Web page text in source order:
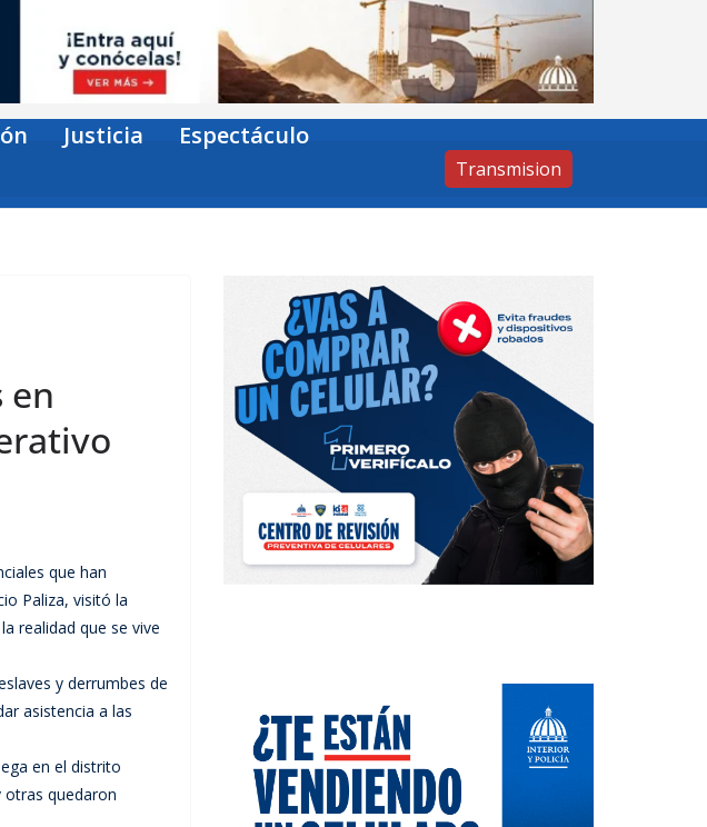
Justicia Espectáculo
Transmision
en
que han
Paliza, visitó la
realidad que se vive
y derrumbes de
asistencia a las
en el distrito
otras quedaron